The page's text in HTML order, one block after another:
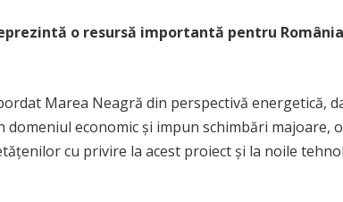
o resursă importantă pentru
Marea Neagră din perspectivă energetică,
economic și impun schimbări majoare,
cu privire la acest proiect și la noile